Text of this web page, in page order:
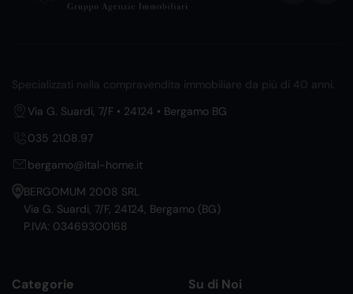
Specializzati nella compravendita immobiliare da più di 40 anni.
Via G. Suardi, 7/F • 24124 • Bergamo BG
035 21.08.97
bergamo@ital-home.it
BERGOMUM 2008 SRL
Via G. Suardi, 7/F, 24124, Bergamo (BG)
P.IVA: 03469300168
Categorie Su di Noi